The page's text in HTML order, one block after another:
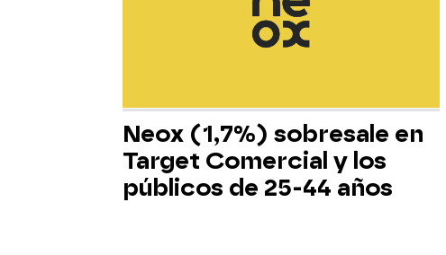
Neox (1,7%) sobresale en
Target Comercial y los
públicos de 25-44 años